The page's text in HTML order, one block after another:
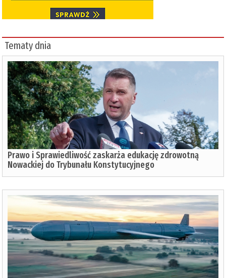
Tematy dnia
Prawo i Sprawiedliwość zaskarża edukację zdrowotną
Nowackiej do Trybunału Konstytucyjnego